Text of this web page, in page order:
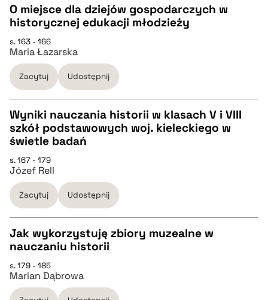
CZYSTY TEKST
pobierz cytat
BIBTEX
pobierz cytat
O miejsce dla dziejów gospodarczych w
historycznej edukacji młodzieży
s. 163 - 166
Maria Łazarska
Zacytuj Udostępnij
CZYSTY TEKST
pobierz cytat
BIBTEX
pobierz cytat
Wyniki nauczania historii w klasach V i VIII
szkół podstawowych woj. kieleckiego w
świetle badań
s. 167 - 179
Józef Rell
Zacytuj Udostępnij
pobierz cytat
Jak wykorzystuję zbiory muzealne w
nauczaniu historii
s. 179 - 185
Marian Dąbrowa